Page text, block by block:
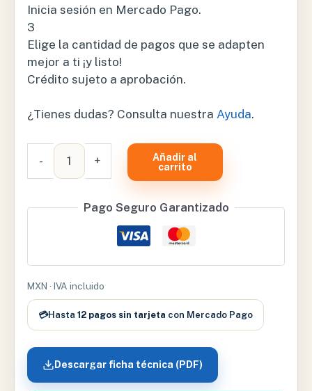
Inicia sesión en Mercado Pago.
3
Elige la cantidad de pagos que se adapten
mejor a ti ¡y listo!
Crédito sujeto a aprobación.
¿Tienes dudas? Consulta nuestra Ayuda.
-
COJÍN
cantidad
+
Añadir al
carrito
Pago Seguro Garantizado
MXN · IVA incluido
💳Hasta 12 pagos sin tarjeta con Mercado Pago
Descargar ficha técnica (PDF)